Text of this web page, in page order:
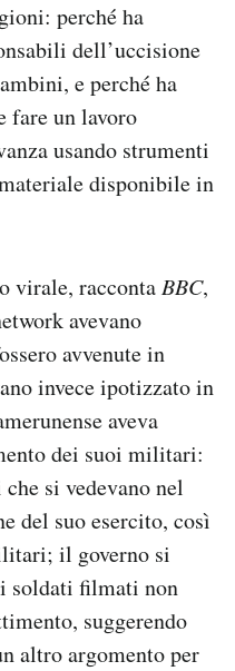
perché ha
dell’uccisione
e perché ha
fare un lavoro
usando strumenti
disponibile in
virale, raccontaBBC,
avevano
avvenute in
invece ipotizzato in
aveva
dei suoi militari:
si vedevano nel
del suo esercito, così
il governo si
soldati filmati non
suggerendo
altro argomento per